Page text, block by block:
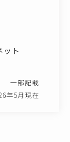
ト
一部記載
年5月現在